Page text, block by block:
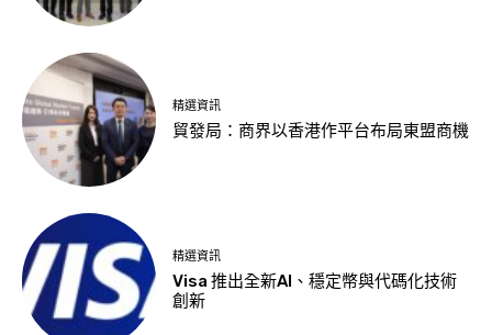
精選資訊
貿發局：商界以香港作平台布局東盟商機
精選資訊
Visa 推出全新AI、穩定幣與代碼化技術
創新